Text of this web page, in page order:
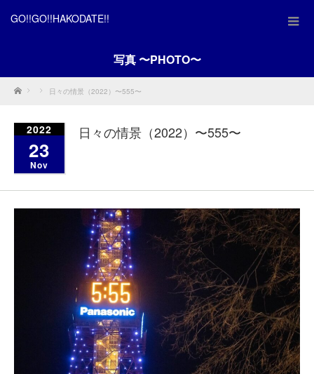
GO!!GO!!HAKODATE!!
写真 〜PHOTO〜
Home 日々の情景（2022）〜555〜
2022
23
Nov
日々の情景（2022）〜555〜